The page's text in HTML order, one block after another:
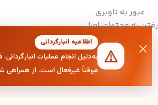
عبور به ناوبری
رفتن به محتوای اصلی
اطلاعیه انبارگردانی
به‌دلیل انجام عملیات
موقتاً غیرفعال است. از همراهی